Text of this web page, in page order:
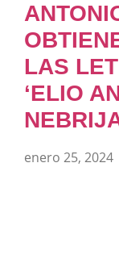
LAS
‘ELIO
enero 25, 2024